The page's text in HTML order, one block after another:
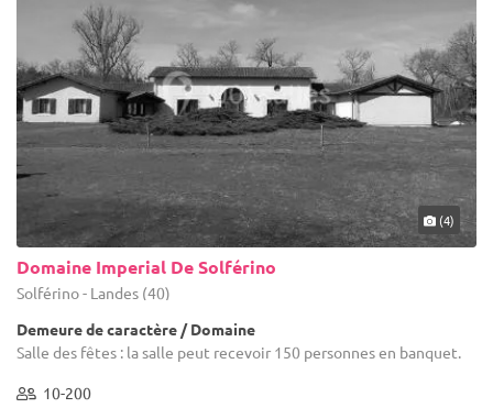
(4)
Domaine Imperial De Solférino
Solférino - Landes (40)
Demeure de caractère / Domaine
Salle des fêtes : la salle peut recevoir 150 personnes en banquet.
10-200